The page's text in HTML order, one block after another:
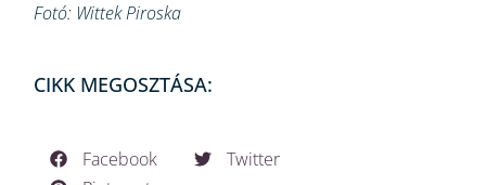
Fotó: Wittek Piroska
CIKK MEGOSZTÁSA:
Facebook
Twitter